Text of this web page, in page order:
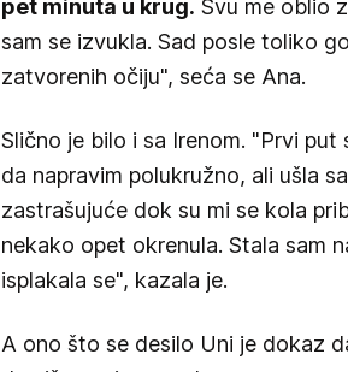
pet minuta u krug. Svu me oblio
sam se izvukla. Sad posle toliko
zatvorenih očiju", seća se Ana.
Slično je bilo i sa Irenom. "Prvi put
da napravim polukružno, ali ušla
zastrašujuće dok su mi se kola
nekako opet okrenula. Stala sam
isplakala se", kazala je.
A ono što se desilo Uni je dokaz